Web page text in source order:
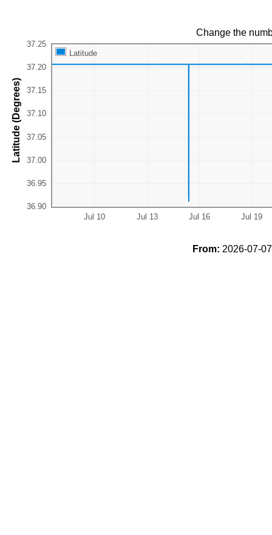
Change the
Latitude (Degrees)
Latitude
From: 2026-07-